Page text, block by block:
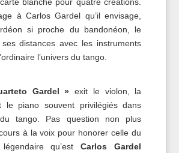
à Carlos Gardel qu’il envisage,
si proche du bandonéon, le
distances avec les instruments
l’univers du tango.
Gardel »exit le violon, la
le piano souvent privilégiés dans
du tango. Pas question non plus
à la voix pour honorer celle du
légendaire qu’estCarlos Gardel